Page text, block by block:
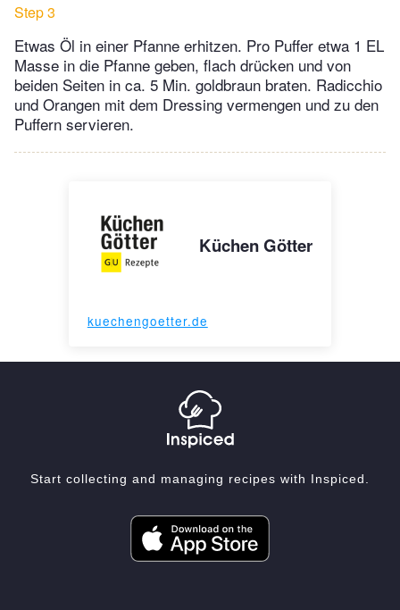
Step 3
Etwas Öl in einer Pfanne erhitzen. Pro Puffer etwa 1 EL
Masse in die Pfanne geben, flach drücken und von
beiden Seiten in ca. 5 Min. goldbraun braten. Radicchio
und Orangen mit dem Dressing vermengen und zu den
Puffern servieren.
Küchen Götter
kuechengoetter.de
Start collecting and managing recipes with Inspiced.